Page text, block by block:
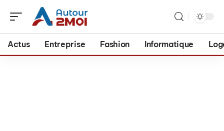
Actus Entreprise Fashion Informatique